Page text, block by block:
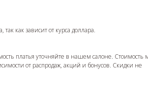
как зависит от курса доллара.
платья уточняйте в нашем салоне. Стоимость
от распродаж, акций и бонусов. Скидки не